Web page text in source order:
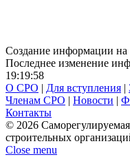
Создание информации на
Последнее изменение
19:19:58
О СРО | Для вступления |
Членам СРО | Новости |
Контакты
© 2026
строительных
Close menu